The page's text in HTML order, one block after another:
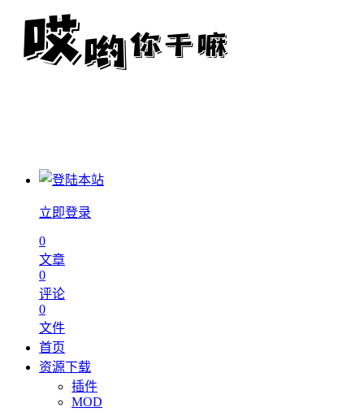
立即登录
0
文章
0
评论
0
文件
首页
资源下载
插件
MOD